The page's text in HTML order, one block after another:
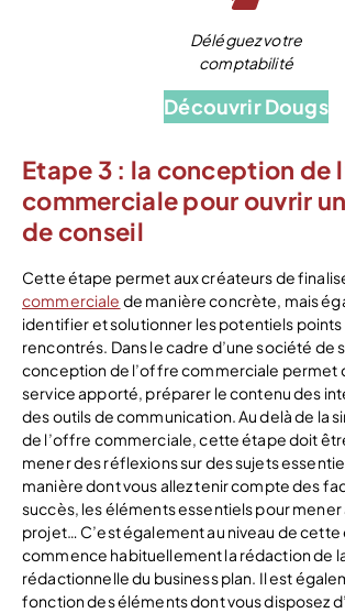
Déléguez votre
comptabilité
Découvrir Dougs
Etape 3 : la conception de
commerciale pour ouvrir
de conseil
Cette étape permet aux créateurs de
commerciale de manière concrète, mais
identifier et solutionner les potentiels
rencontrés. Dans le cadre d’une société de
conception de l’offre commerciale permet
service apporté, préparer le contenu des
des outils de communication. Au delà de la
de l’offre commerciale, cette étape doit
mener des réflexions sur des sujets
manière dont vous allez tenir compte des
succès, les éléments essentiels pour mener
projet… C’est également au niveau de cette
commence habituellement la rédaction de
rédactionnelle du business plan. Il est
fonction des éléments dont vous disposez